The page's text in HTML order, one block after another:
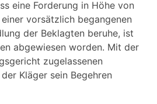
eine Forderung in Höhe von
vorsätzlich begangenen
der Beklagten beruhe, ist
abgewiesen worden. Mit der
zugelassenen
Kläger sein Begehren